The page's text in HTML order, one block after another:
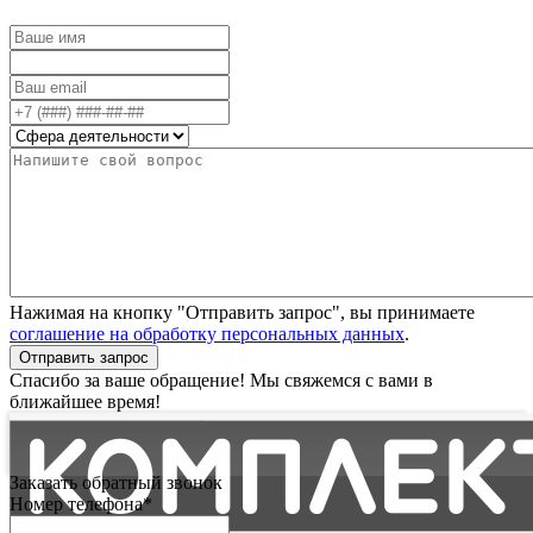
Нажимая на кнопку "Отправить запрос", вы принимаете
соглашение на обработку персональных данных.
Отправить запрос
Спасибо за ваше обращение! Мы свяжемся с вами в
ближайшее время!
Заказать обратный звонок
Номер телефона*